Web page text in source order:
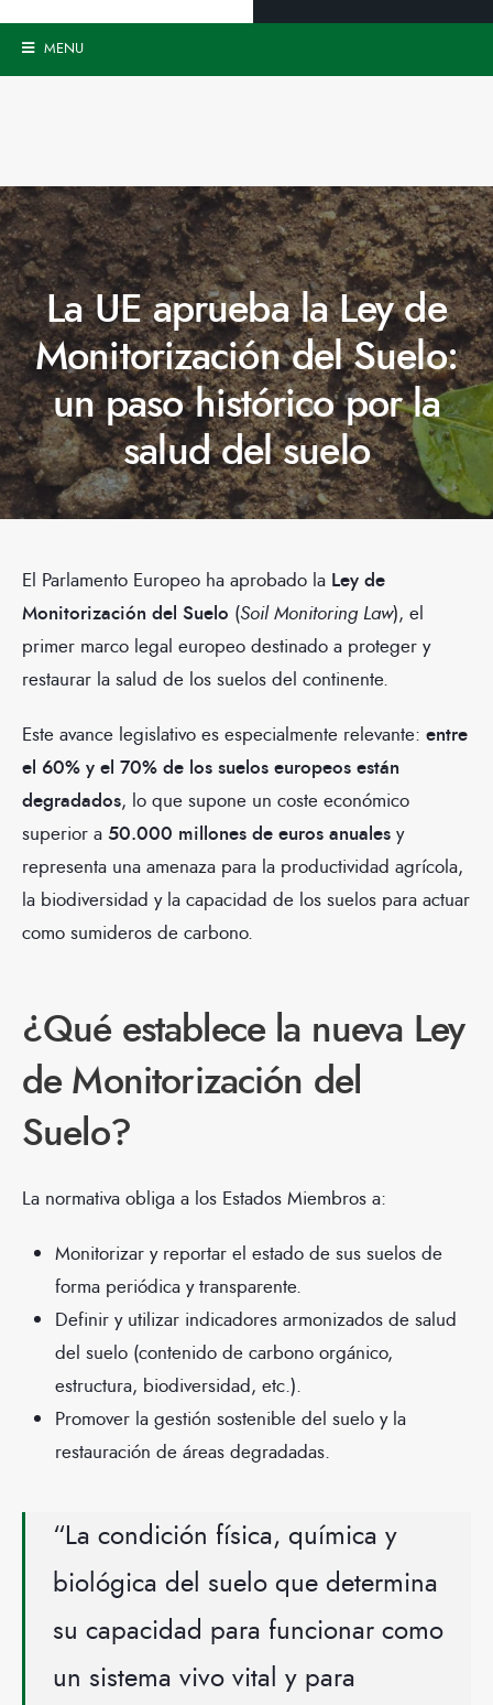
MENU
La UE aprueba la Ley de
Monitorización del Suelo:
un paso histórico por la
salud del suelo
El Parlamento Europeo ha aprobado la Ley de
Monitorización del Suelo (Soil Monitoring Law), el
primer marco legal europeo destinado a proteger y
restaurar la salud de los suelos del continente.
Este avance legislativo es especialmente relevante: entre
el 60% y el 70% de los suelos europeos están
degradados, lo que supone un coste económico
superior a 50.000 millones de euros anuales y
representa una amenaza para la productividad agrícola,
la biodiversidad y la capacidad de los suelos para actuar
como sumideros de carbono.
¿Qué establece la nueva Ley
de Monitorización del
Suelo?
La normativa obliga a los Estados Miembros a:
Monitorizar y reportar el estado de sus suelos de
forma periódica y transparente.
Definir y utilizar indicadores armonizados de salud
del suelo (contenido de carbono orgánico,
estructura, biodiversidad, etc.).
Promover la gestión sostenible del suelo y la
restauración de áreas degradadas.
“La condición física, química y
biológica del suelo que determina
su capacidad para funcionar como
un sistema vivo vital y para